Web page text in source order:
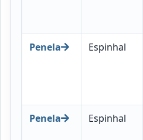
Penela Espinhal
Penela Espinhal